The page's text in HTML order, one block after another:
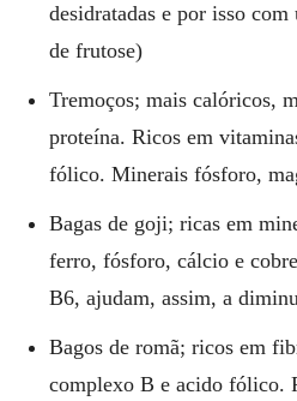
desidratadas e por isso
de frutose)
Tremoços; mais calóricos,
proteína. Ricos em
fólico. Minerais fósforo,
Bagas de goji; ricas em
ferro, fósforo, cálcio e
B6, ajudam, assim, a
Bagos de romã; ricos em
complexo B e acido fólico.